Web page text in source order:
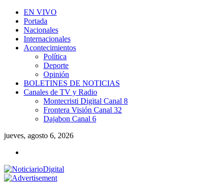
EN VIVO
Portada
Nacionales
Internacionales
Acontecimientos
Política
Deporte
Opinión
BOLETINES DE NOTICIAS
Canales de TV y Radio
Montecristi Digital Canal 8
Frontera Visión Canal 32
Dajabon Canal 6
jueves, agosto 6, 2026